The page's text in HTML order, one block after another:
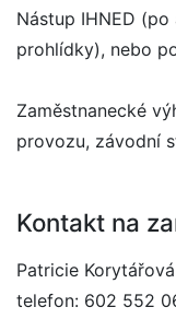
Nástup IHNED
prohlídky), nebo
Zaměstnanecké
provozu, závodní
Kontakt na
Patricie Korytářová
telefon: 602 552